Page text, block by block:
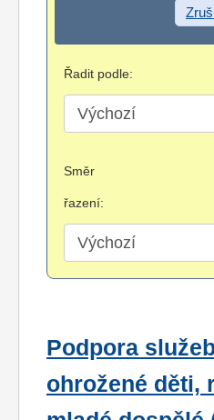
Řadit podle:
Směr
řazení:
Podpora
ohrožené děti,